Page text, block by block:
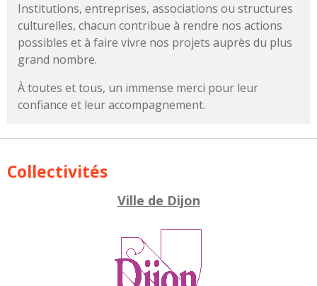
Institutions, entreprises, associations ou structures
culturelles, chacun contribue à rendre nos actions
possibles et à faire vivre nos projets auprès du plus
grand nombre.
À toutes et tous, un immense merci pour leur
confiance et leur accompagnement.
Collectivités
Ville de Dijon